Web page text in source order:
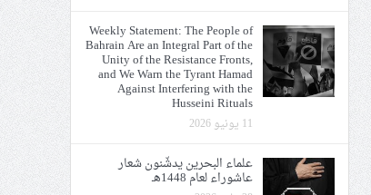
Weekly Statement: The People of
Bahrain Are an Integral Part of the
Unity of the Resistance Fronts,
and We Warn the Tyrant Hamad
Against Interfering with the
Husseini Rituals
11 يونيو 2026
علماء البحرين يدشّنون شعار
عاشوراء لعام 1448هـ